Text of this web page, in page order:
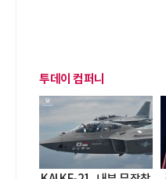
투데이 컴퍼니